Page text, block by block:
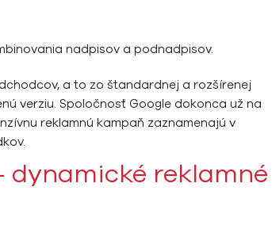
nadpisov a podnadpisov.
a to zo štandardnej a rozšírenej
verziu. Spoločnosť Google dokonca už na
reklamnú kampaň zaznamenajú v
dynamické reklamné